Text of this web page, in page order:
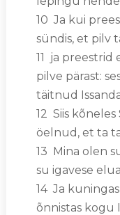
10 Ja kui
sündis, et pilv
11 ja preestrid
pilve pärast:
täitnud
12 Siis kõneles
öelnud, et ta
13 Mina olen
su igavese
14 Ja
õnnistas kogu